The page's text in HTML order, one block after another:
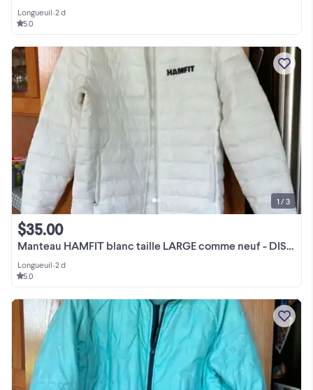
Longueuil•2 d
5.0
Manteau HAMFIT blanc taille LARGE comme neuf - DISPO À LONGUEUIL
$35.00
Longueuil•2 d
5.0
1 / 3